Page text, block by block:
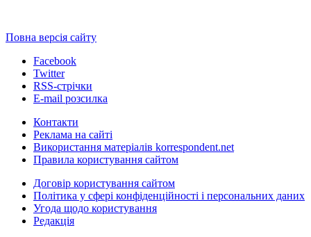
Повна версія сайту
Facebook
Twitter
RSS-стрічки
E-mail розсилка
Контакти
Реклама на сайті
Використання матеріалів korrespondent.net
Правила користування сайтом
Договір користування сайтом
Політика у сфері конфіденційності і персональних даних
Угода щодо користування
Редакція